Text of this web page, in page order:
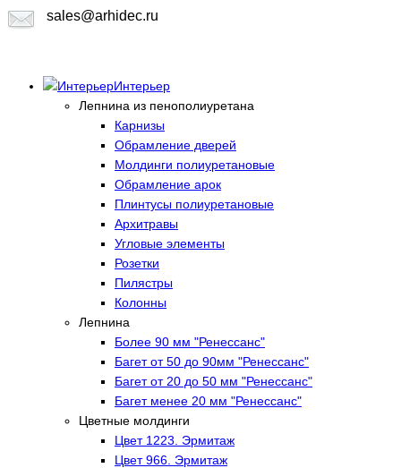
sales@arhidec.ru
Интерьер
Лепнина из пенополиуретана
Карнизы
Обрамление дверей
Молдинги полиуретановые
Обрамление арок
Плинтусы полиуретановые
Архитравы
Угловые элементы
Розетки
Пилястры
Колонны
Лепнина
Более 90 мм "Ренессанс"
Багет от 50 до 90мм "Ренессанс"
Багет от 20 до 50 мм "Ренессанс"
Багет менее 20 мм "Ренессанс"
Цветные молдинги
Цвет 1223. Эрмитаж
Цвет 966. Эрмитаж